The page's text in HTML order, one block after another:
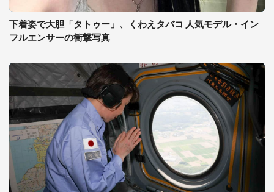
下着姿で大胆「タトゥー」、くわえタバコ 人気モデル・イン
フルエンサーの衝撃写真